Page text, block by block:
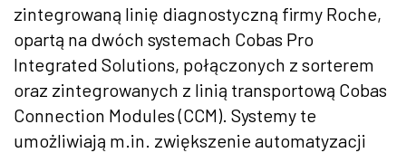
zintegrowaną linię diagnostyczną firmy Roche,
opartą na dwóch systemach Cobas Pro
Integrated Solutions, połączonych z sorterem
oraz zintegrowanych z linią transportową Cobas
Connection Modules (CCM). Systemy te
umożliwiają m.in. zwiększenie automatyzacji